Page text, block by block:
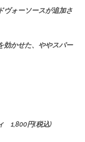
ヴォーソースが追加さ
効かせた、ややスパー
1,800円(税込)